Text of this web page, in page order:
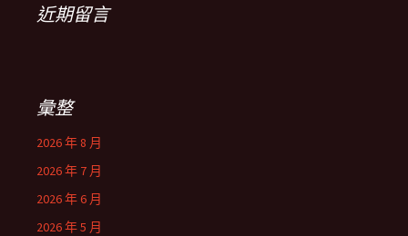
近期留言
彙整
2026 年 8 月
2026 年 7 月
2026 年 6 月
2026 年 5 月